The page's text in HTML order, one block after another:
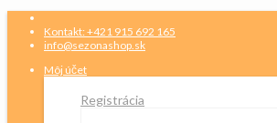
Kontakt: +421 915 692 165
info@sezonashop.sk
Môj účet
Registrácia